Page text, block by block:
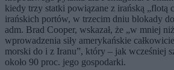
kiedy trzy statki powiązane z irańską „flotą
irańskich portów, w trzecim dniu blokady
adm. Brad Cooper, wskazał, że „w mniej
wprowadzenia siły amerykańskie
morski do i z Iranu”, który – jak wcześniej
około 90 proc. jego gospodarki.